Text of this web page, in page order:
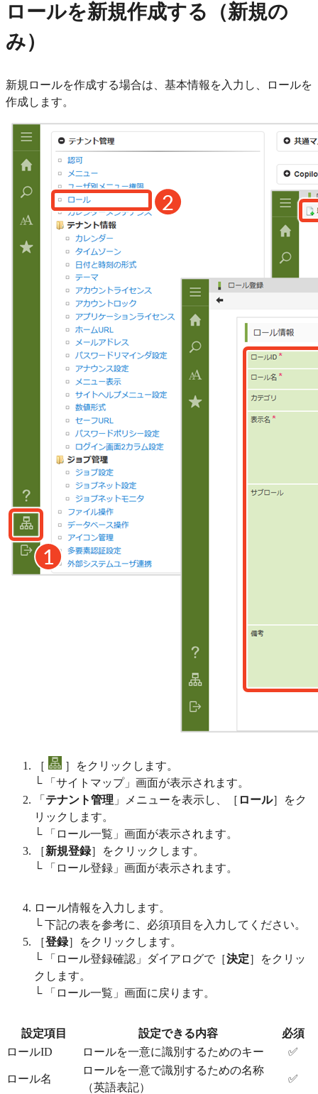
ロールを新規作成する（新規の
み）
新規ロールを作成する場合は、基本情報を入力し、ロールを
作成します。
［
］をクリックします。
└ 「サイトマップ」画面が表示されます。
「 テナント管理 」メニューを表示し、［ ロール］をク
リックします。
└ 「ロール一覧」画面が表示されます。
［新規登録］をクリックします。
└ 「ロール登録」画面が表示されます。
ロール情報を入力します。
└ 下記の表を参考に、必須項目を入力してください。
［登録］をクリックします。
└ 「ロール登録確認」ダイアログで［決定］をクリッ
クします。
└ 「ロール一覧」画面に戻ります。
設定項目 設定できる内容
必須
ロールID
ロールを一意に識別するためのキー ✅
ロール名
ロールを一意で識別するための名称
（英語表記）
✅